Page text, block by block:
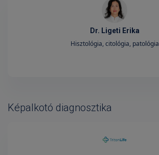
Dr. Ligeti Erika
Hisztológia, citológia, patológia
Képalkotó diagnosztika